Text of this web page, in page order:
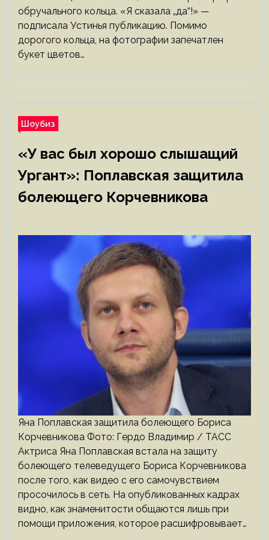
обручального кольца. «Я сказала „да“!» —
подписала Устинья публикацию. Помимо
дорогого кольца, на фотографии запечатлен
букет цветов…
Шоубиз
«У вас был хорошо слышащий
Ургант»: Поплавская защитила
болеющего Корчевникова
Яна Поплавская защитила болеющего Бориса
Корчевникова Фото: Гердо Владимир / ТАСС
Актриса Яна Поплавская встала на защиту
болеющего телеведущего Бориса Корчевникова
после того, как видео с его самочувствием
просочилось в сеть. На опубликованных кадрах
видно, как знаменитости общаются лишь при
помощи приложения, которое расшифровывает…